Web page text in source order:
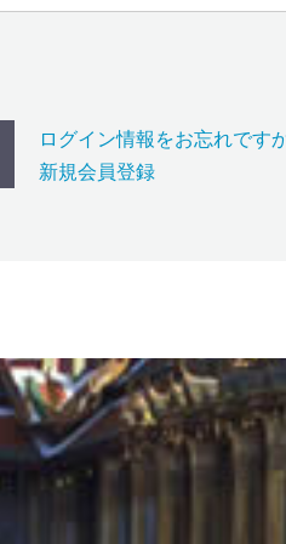
ログイン情報をお忘れです
新規会員登録